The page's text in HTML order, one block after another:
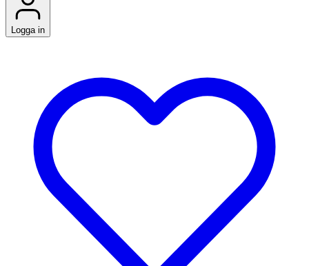
Logga in